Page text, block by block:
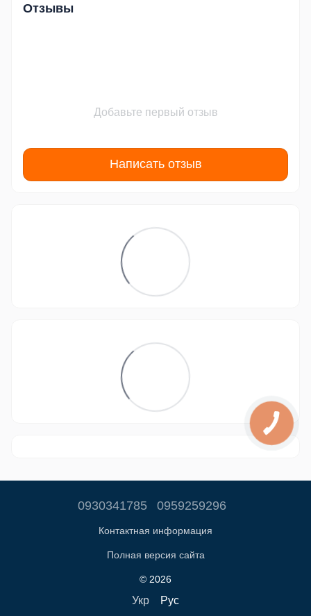
Отзывы
Добавьте первый отзыв
Написать отзыв
0930341785 0959259296
Контактная информация
Полная версия сайта
© 2026
Укр Рус